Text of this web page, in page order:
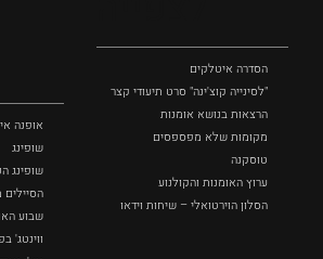
הסדרה איטלקים
"לסינייה קוצ'ינה" סרט תיעודי קצר
הרצאות בנושא אומנות
מקומות שלא מפספסים
טוסקנה
ערוץ האומנות והקולנוע
הסלון הוירטואלי – שיחות וידאו
אופנה
שופינג
שופינג
שבוע
ווינטג'